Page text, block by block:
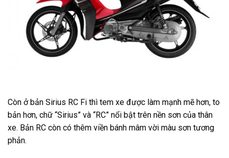
Còn ở bản Sirius RC Fi thì tem xe được làm mạnh mẽ hơn, to
bản hơn, chữ “Sirius” và “RC” nổi bật trên nền sơn của thân
xe. Bản RC còn có thêm viền bánh mâm vời màu sơn tương
phản.